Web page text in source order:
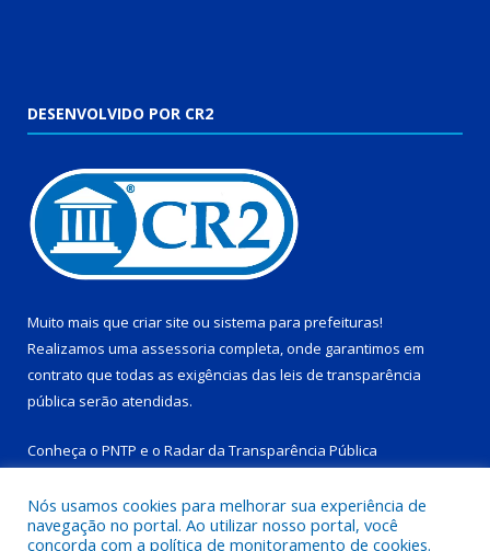
DESENVOLVIDO POR CR2
Muito mais que criar site ou sistema para prefeituras!
Realizamos uma assessoria completa, onde garantimos em
contrato que todas as exigências das leis de transparência
pública serão atendidas.
Conheça o PNTP e o Radar da Transparência Pública
Nós usamos cookies para melhorar sua experiência de
navegação no portal. Ao utilizar nosso portal, você
concorda com a política de monitoramento de cookies.